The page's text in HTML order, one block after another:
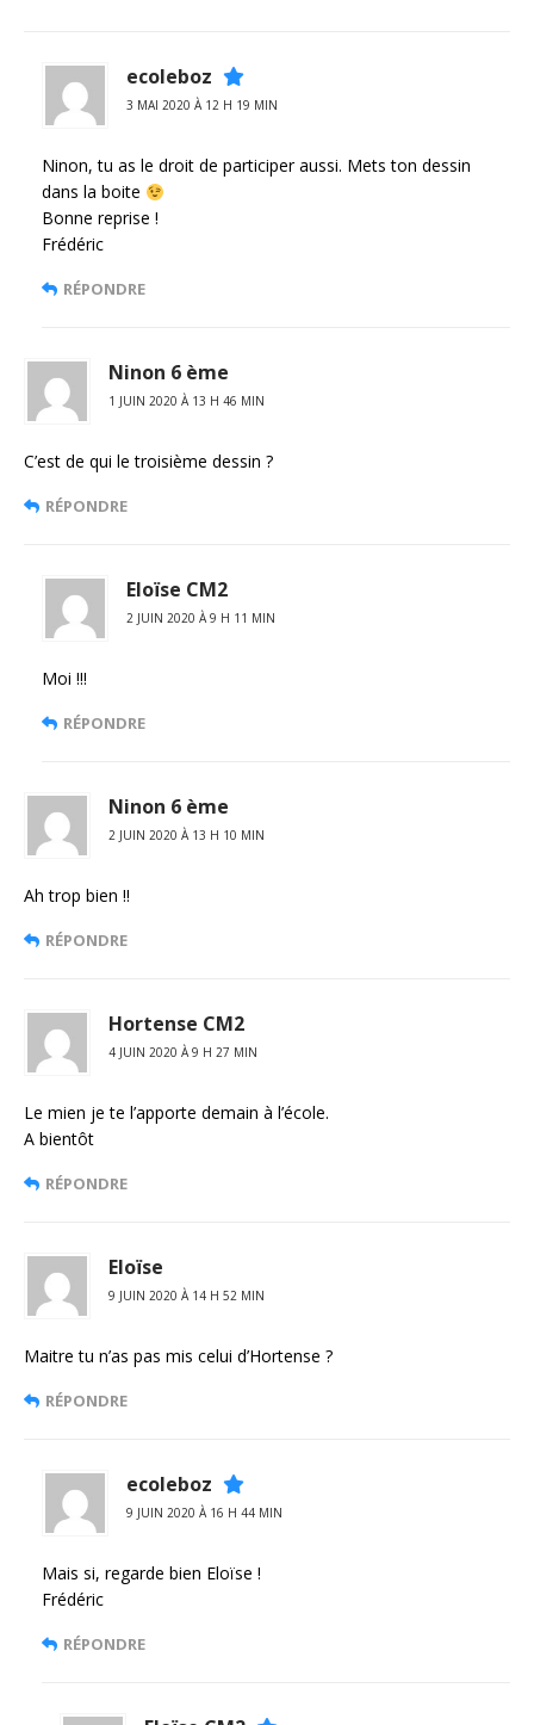
ecoleboz
3 MAI 2020 À 12 H 19 MIN
Ninon, tu as le droit de participer aussi. Mets ton dessin
dans la boite
Bonne reprise !
Frédéric
RÉPONDRE
Ninon 6 ème
1 JUIN 2020 À 13 H 46 MIN
C’est de qui le troisième dessin ?
RÉPONDRE
Eloïse CM2
2 JUIN 2020 À 9 H 11 MIN
Moi !!!
RÉPONDRE
Ninon 6 ème
2 JUIN 2020 À 13 H 10 MIN
Ah trop bien !!
RÉPONDRE
Hortense CM2
4 JUIN 2020 À 9 H 27 MIN
Le mien je te l’apporte demain à l’école.
A bientôt
RÉPONDRE
Eloïse
9 JUIN 2020 À 14 H 52 MIN
Maitre tu n’as pas mis celui d’Hortense ?
RÉPONDRE
ecoleboz
9 JUIN 2020 À 16 H 44 MIN
Mais si, regarde bien Eloïse !
Frédéric
RÉPONDRE